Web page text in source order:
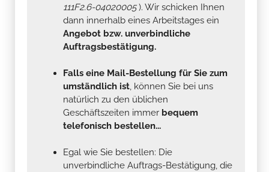
111F2.6-04020005). Wir schicken Ihnen
dann innerhalb eines Arbeitstages ein
Angebot bzw. unverbindliche
Auftragsbestätigung.
Falls eine Mail-Bestellung für Sie zum
umständlich ist, können Sie bei uns
natürlich zu den üblichen
Geschäftszeiten immer bequem
telefonisch bestellen...
Egal wie Sie bestellen: Die
unverbindliche Auftrags-Bestätigung, die